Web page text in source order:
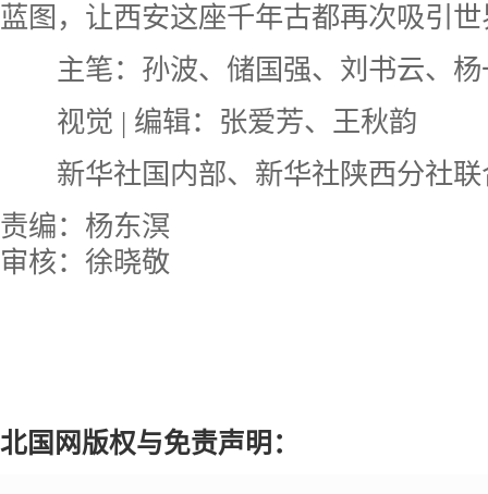
蓝图，让西安这座千年古都再次吸引
主笔：孙波、储国强、刘书云、杨
视觉 | 编辑：张爱芳、王秋韵
新华社国内部、新华社陕西分社联
责编：杨东溟
审核：徐晓敬
北国网版权与免责声明：